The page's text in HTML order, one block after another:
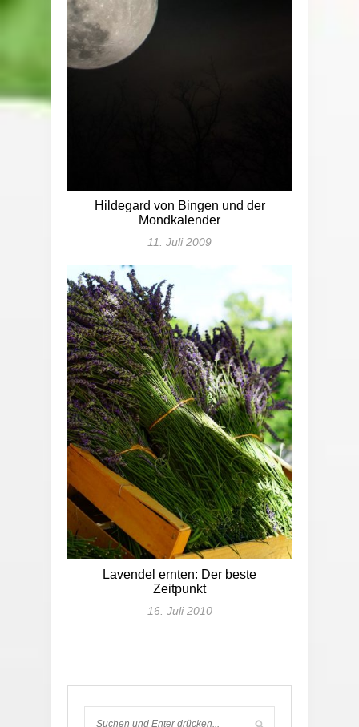
Hildegard von Bingen und der
Mondkalender
11. Juli 2009
Lavendel ernten: Der beste
Zeitpunkt
16. Juli 2010